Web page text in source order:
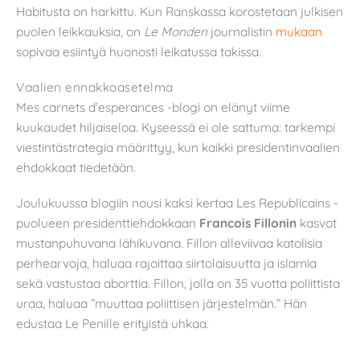
Habitusta on harkittu. Kun Ranskassa korostetaan julkisen
puolen leikkauksia, on Le Monden journalistin mukaan
sopivaa esiintyä huonosti leikatussa takissa.
Vaalien ennakkoasetelma
Mes carnets d’esperances -blogi on elänyt viime
kuukaudet hiljaiseloa. Kyseessä ei ole sattuma: tarkempi
viestintästrategia määrittyy, kun kaikki presidentinvaalien
ehdokkaat tiedetään.
Joulukuussa blogiin nousi kaksi kertaa Les Republicains -
puolueen presidenttiehdokkaan Francois Fillonin kasvot
mustanpuhuvana lähikuvana. Fillon alleviivaa katolisia
perhearvoja, haluaa rajoittaa siirtolaisuutta ja islamia
sekä vastustaa aborttia. Fillon, jolla on 35 vuotta poliittista
uraa, haluaa ”muuttaa poliittisen järjestelmän.” Hän
edustaa Le Penille erityistä uhkaa.